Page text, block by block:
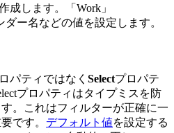
成します。「Work」
ダー名などの値を設定します。
パティではなく Selectプロパテ
プロパティはタイプミスを防
。これはフィルターが正確に一
です。 デフォルト値を設定する